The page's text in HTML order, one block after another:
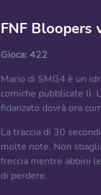
FNF Bloopers
Gioca: 422
Mario di SMG4 è un
comiche pubblicate lì.
fidanzato dovrà ora
La traccia di 30
molte note. Non
freccia mentre abbini
di perdere.